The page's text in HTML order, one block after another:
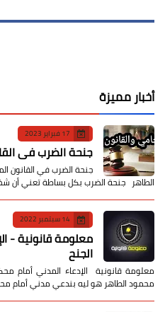
أخبار مميزة
17 فبراير 2023
جنحة الضرب في
جنحة الضرب في القانون
الطاهر جنحة الضرب بكل بساطة تعني أن
14 سبتمبر 2022
معلومة قانونية -
الجنح
معلومة قانونية الإدعاء المدني أمام
محمود الطاهر هو ليه بندعي مدني أمام